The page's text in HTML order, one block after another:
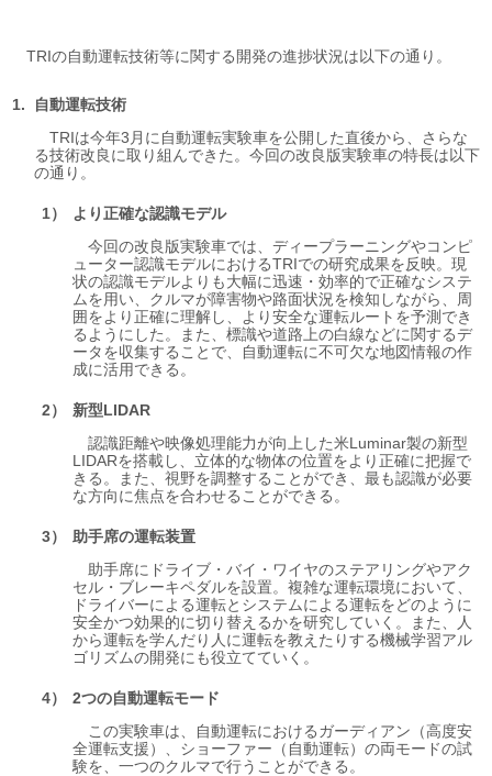
TRIの自動運転技術等に関する開発の進捗状況は以下の通り。
自動運転技術
TRIは今年3月に自動運転実験車を公開した直後から、さらな
る技術改良に取り組んできた。今回の改良版実験車の特長は以下
の通り。
より正確な認識モデル
今回の改良版実験車では、ディープラーニングやコンピ
ューター認識モデルにおけるTRIでの研究成果を反映。現
状の認識モデルよりも大幅に迅速・効率的で正確なシステ
ムを用い、クルマが障害物や路面状況を検知しながら、周
囲をより正確に理解し、より安全な運転ルートを予測でき
るようにした。また、標識や道路上の白線などに関するデ
ータを収集することで、自動運転に不可欠な地図情報の作
成に活用できる。
新型LIDAR
認識距離や映像処理能力が向上した米Luminar製の新型
LIDARを搭載し、立体的な物体の位置をより正確に把握で
きる。また、視野を調整することができ、最も認識が必要
な方向に焦点を合わせることができる。
助手席の運転装置
助手席にドライブ・バイ・ワイヤのステアリングやアク
セル・ブレーキペダルを設置。複雑な運転環境において、
ドライバーによる運転とシステムによる運転をどのように
安全かつ効果的に切り替えるかを研究していく。また、人
から運転を学んだり人に運転を教えたりする機械学習アル
ゴリズムの開発にも役立てていく。
2つの自動運転モード
この実験車は、自動運転におけるガーディアン（高度安
全運転支援）、ショーファー（自動運転）の両モードの試
験を、一つのクルマで行うことができる。